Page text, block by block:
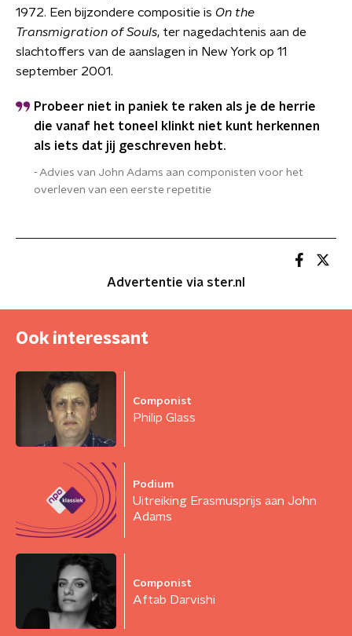
1972. Een bijzondere compositie is On the
Transmigration of Souls, ter nagedachtenis aan de
slachtoffers van de aanslagen in New York op 11
september 2001.
Probeer niet in paniek te raken als je de herrie
die vanaf het toneel klinkt niet kunt herkennen
als iets dat jij geschreven hebt.
Advies van John Adams aan componisten voor het
overleven van een eerste repetitie
Advertentie via ster.nl
Ook interessant
Componist
Philip Glass
Podium
Uitreiking Erasmusprijs aan John
Adams
Componist
Aftab Darvishi